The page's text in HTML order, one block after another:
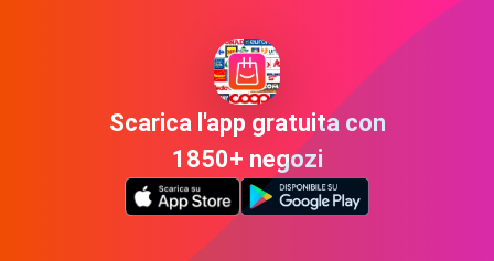
Scarica l'app gratuita con
1850+ negozi